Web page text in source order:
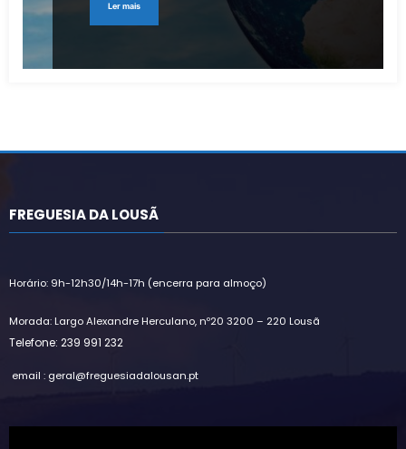
Ler mais
FREGUESIA DA LOUSÃ
Horário: 9h-12h30/14h-17h (encerra para almoço)
Morada: Largo Alexandre Herculano, nº20 3200 – 220 Lousã
Telefone: 239 991 232
email : geral@freguesiadalousan.pt